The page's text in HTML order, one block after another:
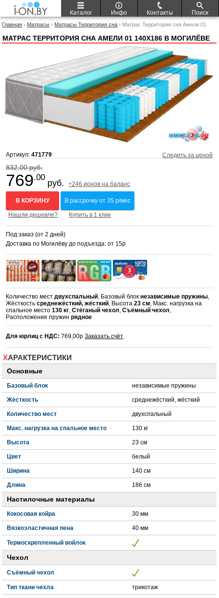
Каталог Инфо Контакты Поиск
Главная › Матрасы › Матрасы Территория сна › Матрас Территория сна Амели 01
МАТРАС ТЕРРИТОРИЯ СНА АМЕЛИ 01 140X186 В МОГИЛЁВЕ
Артикул:471779 Следить за ценой
832,00 руб.
769.00
руб. +246 ионов на баланс
В КОРЗИНУ В рассрочку от 35 р/мес
Нашли дешевле? Купить в 1 клик
Под заказ (от 2 дней)
Доставка по Могилёву до подъезда: от 15р
Количество местдвухспальный, Базовый блокнезависимые пружины,
Жёсткостьсреднежёсткий, жёсткий, Высота23 см, Макс. нагрузка на
спальное место130 кг,Стёганый чехол,Съёмный чехол,
Расположение пружинрядное
Для юрлиц с НДС: 769,00рЗаказать счёт
ХАРАКТЕРИСТИКИ
Основные
Базовый блок независимые пружины
Жёсткость среднежёсткий, жёсткий
Количество мест двухспальный
Макс. нагрузка на спальное место 130 кг
Высота 23 см
Цвет белый
Ширина 140 см
Длина 186 см
Настилочные материалы
Кокосовая койра 30 мм
Вязкоэластичная пена 40 мм
Термоскрепленный войлок
Чехол
Съёмный чехол
Тип ткани чехла трикотаж